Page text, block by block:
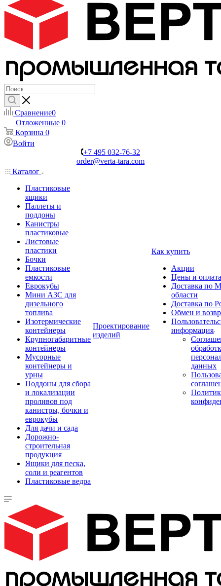
Сравнение0
Отложенные 0
Корзина 0
Войти
+7 495 032-76-32
order@verta-tara.com
Каталог
Пластиковые
ящики
Паллеты и
поддоны
Канистры
пластиковые
Листовые
пластики
Бочки
Пластиковые
емкости
Еврокубы
Мини АЗС для
дизельного
топлива
Изотермические
контейнеры
Крупногабаритные
контейнеры
Мусорные
контейнеры и
урны
Поддоны для сбора
и локализации
проливов под
канистры, бочки и
еврокубы
Для дачи и сада
Дорожно-
строительная
продукция
Ящики для песка,
соли и реагентов
Пластиковые ведра
Проектирование
изделий
Как купить
Акции
Цены и оплата
Доставка по
области
Доставка по
Обмен и
информация
данных